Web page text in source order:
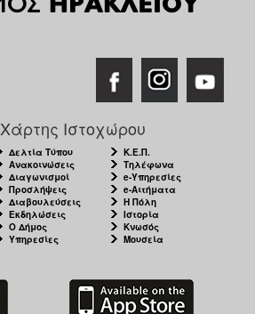
Χάρτης Ιστοχώρου
Δελτία Τύπου
Ανακοινώσεις
Διαγωνισμοί
Προσλήψεις
Διαβουλεύσεις
Εκδηλώσεις
Ο Δήμος
Υπηρεσίες
Κ.Ε.Π.
Τηλέφωνα
e-Υπηρεσίες
e-Αιτήματα
Η Πόλη
Ιστορία
Κνωσός
Μουσεία